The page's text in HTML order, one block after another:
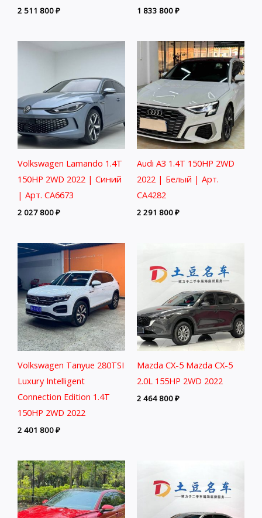
2 511 800₽ 1 833 800₽
Volkswagen Lamando 1.4T
150HP 2WD 2022 | Синий
| Арт. CA6673
2 027 800₽
Audi A3 1.4T 150HP 2WD
2022 | Белый | Арт.
CA4282
2 291 800₽
Volkswagen Tanyue 280TSI
Luxury Intelligent
Connection Edition 1.4T
150HP 2WD 2022
2 401 800₽
Mazda CX-5 Mazda CX-5
2.0L 155HP 2WD 2022
2 464 800₽